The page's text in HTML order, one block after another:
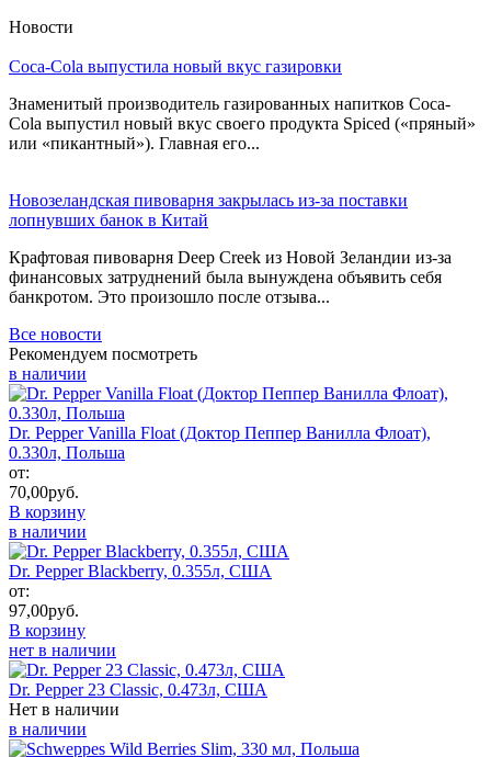
Новости
Coca-Cola выпустила новый вкус газировки
Знаменитый производитель газированных напитков Coca-
Cola выпустил новый вкус своего продукта Spiced («пряный»
или «пикантный»). Главная его...
Новозеландская пивоварня закрылась из-за поставки
лопнувших банок в Китай
Крафтовая пивоварня Deep Creek из Новой Зеландии из-за
финансовых затруднений была вынуждена объявить себя
банкротом. Это произошло после отзыва...
Все новости
Рекомендуем посмотреть
в наличии
Dr. Pepper Vanilla Float (Доктор Пеппер Ванилла Флоат),
0.330л, Польша
от:
70,00руб.
В корзину
в наличии
Dr. Pepper Blackberry, 0.355л, США
от:
97,00руб.
В корзину
нет в наличии
Dr. Pepper 23 Classic, 0.473л, США
Нет в наличии
в наличии